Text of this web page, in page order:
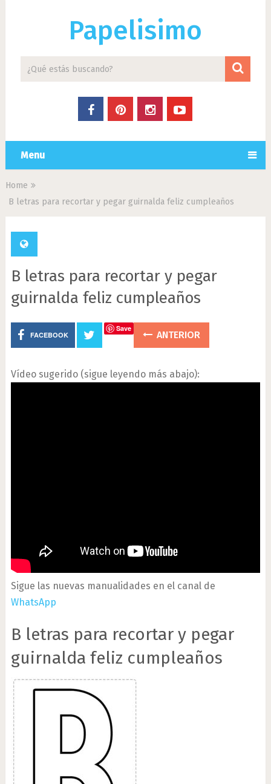
Papelisimo
Menu
Home
B letras para recortar y pegar guirnalda feliz cumpleaños
B letras para recortar y pegar
guirnalda feliz cumpleaños
FACEBOOK
Save
ANTERIOR
Vídeo sugerido (sigue leyendo más abajo):
Sigue las nuevas manualidades en el canal de
WhatsApp
B letras para recortar y pegar
guirnalda feliz cumpleaños